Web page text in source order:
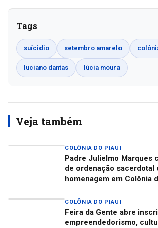
Tags
suícidio setembro amarelo
luciano dantas lúcia moura
Veja também
COLÔNIA DO PIAUI
Padre Julielmo Marques
de ordenação sacerdotal
homenagem em Colônia
COLÔNIA DO PIAUI
Feira da Gente abre
empreendedorismo,